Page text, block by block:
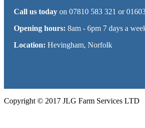
Call us today on 07810 583 321 or
Opening hours: 8am - 6pm 7 days a
Location: Hevingham, Norfolk
Copyright © 2017 JLG Farm Services LTD